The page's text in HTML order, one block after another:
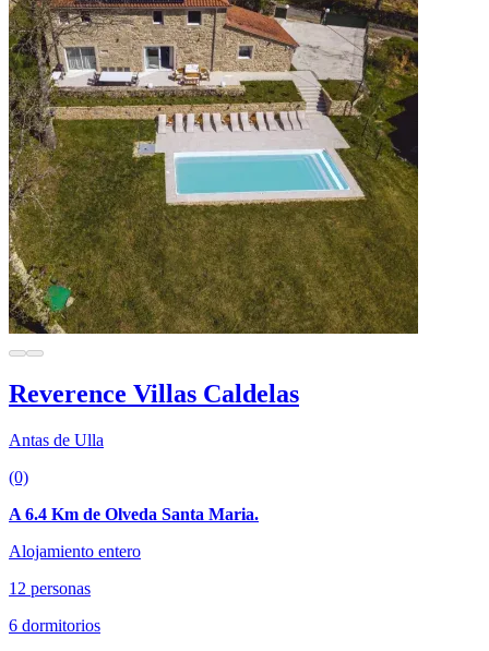
Reverence Villas Caldelas
Antas de Ulla
(0)
A 6.4 Km de Olveda Santa Maria.
Alojamiento entero
12 personas
6 dormitorios